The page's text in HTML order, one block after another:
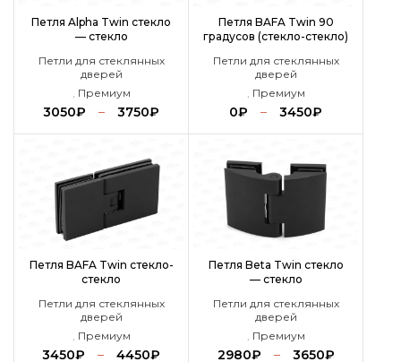
Петля Alpha Twin стекло
— стекло
Петли для стеклянных
дверей
Премиум
3050₽ – 3750₽
Петля BAFA Twin 90
градусов (стекло-стекло)
Петли для стеклянных
дверей
Премиум
0₽ – 3450₽
Петля BAFA Twin стекло-
стекло
Петли для стеклянных
дверей
Премиум
3450₽ – 4450₽
Петля Beta Twin стекло
— стекло
Петли для стеклянных
дверей
Премиум
2980₽ – 3650₽